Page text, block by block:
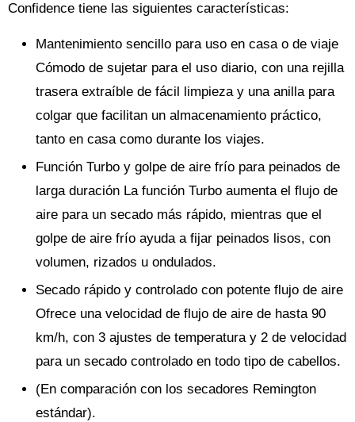
Confidence tiene las siguientes características:
Mantenimiento sencillo para uso en casa o de viaje
Cómodo de sujetar para el uso diario, con una rejilla
trasera extraíble de fácil limpieza y una anilla para
colgar que facilitan un almacenamiento práctico,
tanto en casa como durante los viajes.
Función Turbo y golpe de aire frío para peinados de
larga duración La función Turbo aumenta el flujo de
aire para un secado más rápido, mientras que el
golpe de aire frío ayuda a fijar peinados lisos, con
volumen, rizados u ondulados.
Secado rápido y controlado con potente flujo de aire
Ofrece una velocidad de flujo de aire de hasta 90
km/h, con 3 ajustes de temperatura y 2 de velocidad
para un secado controlado en todo tipo de cabellos.
(En comparación con los secadores Remington
estándar).